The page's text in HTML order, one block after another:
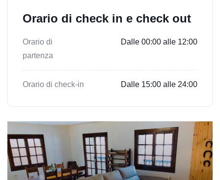
Orario di check in e check out
Orario di
partenza
Dalle 00:00 alle 12:00
Orario di check-in Dalle 15:00 alle 24:00